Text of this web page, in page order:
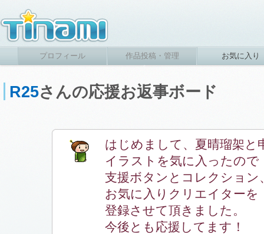
プロフィール 作品投稿・管理 お気に入り
R25さんの応援お返事ボード
はじめまして、夏晴瑠架と
イラストを気に入ったので
支援ボタンとコレクション
お気に入りクリエイターを
登録させて頂きました。
今後とも応援してます！